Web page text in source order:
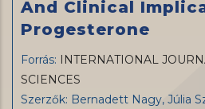
And Clinical
Progesterone
Forrás:
INTERNATIONAL
SCIENCES
Szerzők: Bernadett Nagy, Júlia